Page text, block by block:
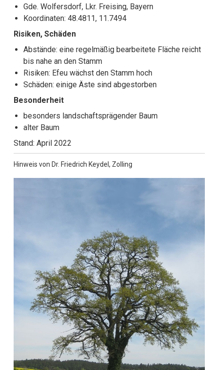
Gde. Wolfersdorf, Lkr. Freising, Bayern
Koordinaten: 48.4811, 11.7494
Risiken, Schäden
Abstände: eine regelmäßig bearbeitete Fläche reicht
bis nahe an den Stamm
Risiken: Efeu wächst den Stamm hoch
Schäden: einige Äste sind abgestorben
Besonderheit
besonders landschaftsprägender Baum
alter Baum
Stand: April 2022
Hinweis von Dr. Friedrich Keydel, Zolling